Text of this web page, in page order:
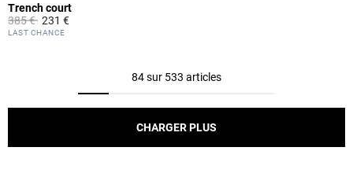
Trench court
Prix réduit à partir de
385 €à231 €
4,4 out of 5 Customer Rating
LAST CHANCE
84 sur 533 articles
CHARGER PLUS